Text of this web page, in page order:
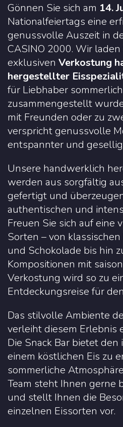
Gönnen Sie sich am 14.
Nationalfeiertags eine
genussvolle Auszeit in
CASINO 2000. Wir
exklusiven Verkostung
hergestellter
für Liebhaber
zusammengestellt
mit Freunden oder zu
verspricht genussvolle
entspannter und
Unsere handwerklich
werden aus sorgfältig
gefertigt und
authentischen und
Freuen Sie sich auf eine
Sorten – von
und Schokolade bis hin
Kompositionen mit
Verkostung wird so zu
Entdeckungsreise für
Das stilvolle Ambiente
verleiht diesem Erlebnis
Die Snack Bar bietet den
einem köstlichen Eis zu
sommerliche
Team steht Ihnen gerne
und stellt Ihnen die
einzelnen Eissorten vor.